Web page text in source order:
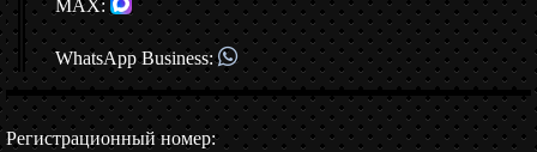
MAX:
WhatsApp Business:
Регистрационный номер: